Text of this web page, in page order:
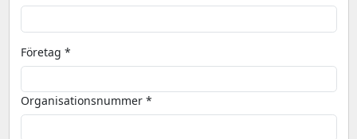
Företag *
Organisationsnummer *